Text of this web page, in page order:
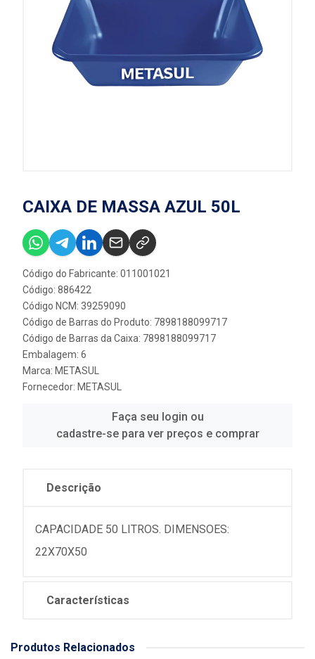
CAIXA DE MASSA AZUL 50L
Código do Fabricante: 011001021
Código: 886422
Código NCM: 39259090
Código de Barras do Produto: 7898188099717
Código de Barras da Caixa: 7898188099717
Embalagem: 6
Marca: METASUL
Fornecedor: METASUL
Faça seu login ou
cadastre-se para ver preços e comprar
Descrição
CAPACIDADE 50 LITROS. DIMENSOES:
22X70X50
Características
Produtos Relacionados